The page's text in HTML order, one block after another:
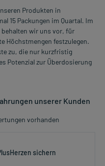
Produkten in
15 Packungen im Quartal. Im
wir uns vor, für
Höchstmengen festzulegen.
zu, die nur kurzfristig
Potenzial zur Überdosierung
unserer Kunden
vorhanden
sichern